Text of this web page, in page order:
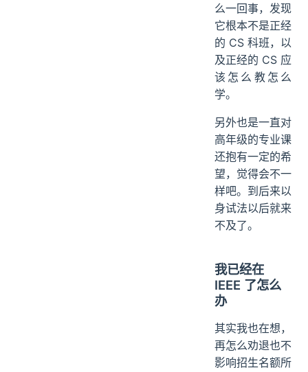
么一回事，发现
它根本不是正经
的 CS 科班，以
及正经的 CS 应
该怎么教怎么
学。
另外也是一直对
高年级的专业课
还抱有一定的希
望，觉得会不一
样吧。到后来以
身试法以后就来
不及了。
我已经在
IEEE 了怎么
办
其实我也在想，
再怎么劝退也不
影响招生名额所